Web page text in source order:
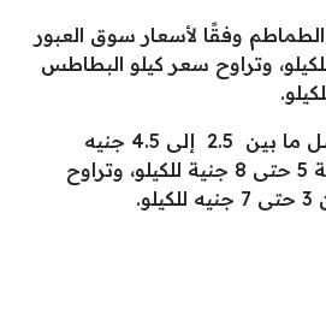
وفقًا لأسعار سوق العبور
4 جنيه للكيلو، وتراوح سعر كيلو البطاطس
وتراوح سعر كيلو البصل ما بين 2.5 إلى 4.5 جنيه
للكيلو، وسجلت الكوسة 5 حتى 8 جنية للكيلو، وتراوح